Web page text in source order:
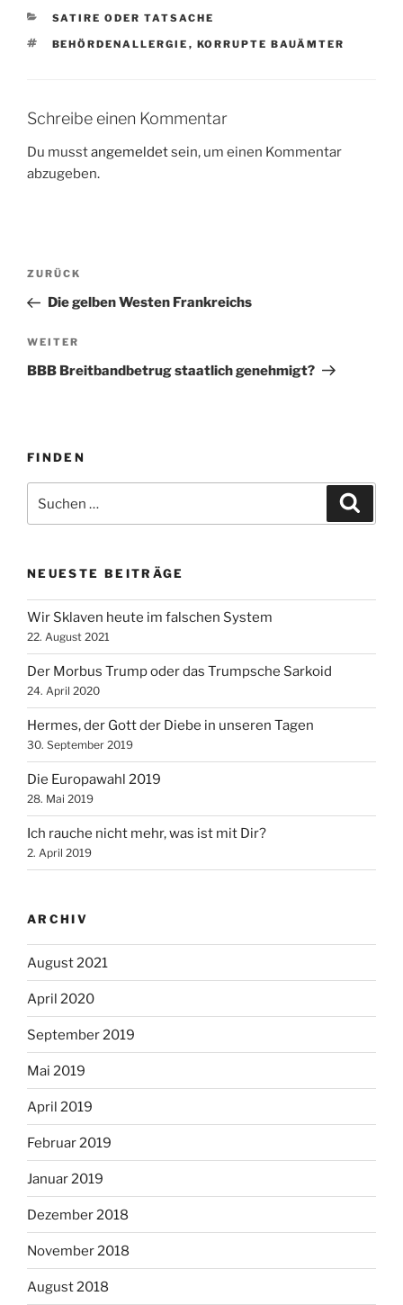
KATEGORIEN
SATIRE ODER TATSACHE
SCHLAGWÖRTER
BEHÖRDENALLERGIE , KORRUPTE BAUÄMTER
Schreibe einen Kommentar
Du musstangemeldetsein, um einen Kommentar
abzugeben.
Beitragsnavigation
Vorheriger
Beitrag
ZURÜCK
Die gelben Westen Frankreichs
Nächster
Beitrag
WEITER
BBB Breitbandbetrug staatlich genehmigt?
FINDEN
nach:
NEUESTE BEITRÄGE
Wir Sklaven heute im falschen System
22. August 2021
Der Morbus Trump oder das Trumpsche Sarkoid
24. April 2020
Hermes, der Gott der Diebe in unseren Tagen
30. September 2019
Die Europawahl 2019
28. Mai 2019
Ich rauche nicht mehr, was ist mit Dir?
2. April 2019
ARCHIV
August 2021
April 2020
September 2019
Mai 2019
April 2019
Februar 2019
Januar 2019
Dezember 2018
November 2018
August 2018